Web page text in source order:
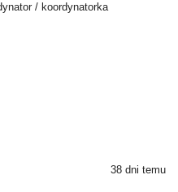
/ koordynatorka
38 dni temu